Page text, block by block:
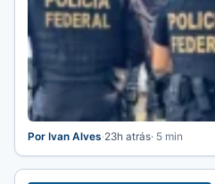
Por Ivan Alves·23h atrás· 5 min